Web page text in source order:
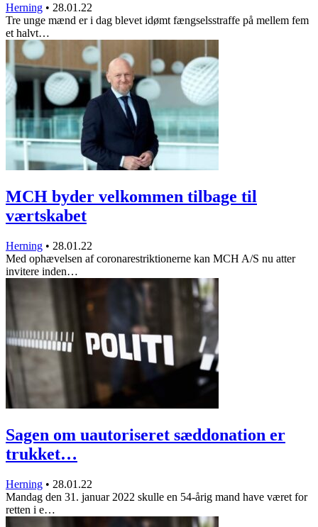
Herning • 28.01.22
Tre unge mænd er i dag blevet idømt fængselsstraffe på mellem fem
et halvt…
MCH byder velkommen tilbage til
værtskabet
Herning • 28.01.22
Med ophævelsen af coronarestriktionerne kan MCH A/S nu atter
invitere inden…
Sagen om uautoriseret sæddonation er
trukket…
Herning • 28.01.22
Mandag den 31. januar 2022 skulle en 54-årig mand have været for
retten i e…